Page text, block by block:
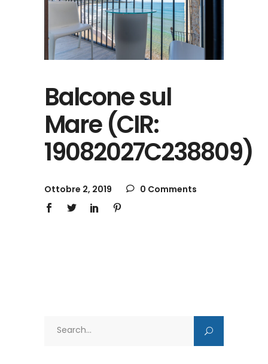
Balcone sul
Mare (CIR:
19082027C238809)
Ottobre 2, 2019 0 Comments